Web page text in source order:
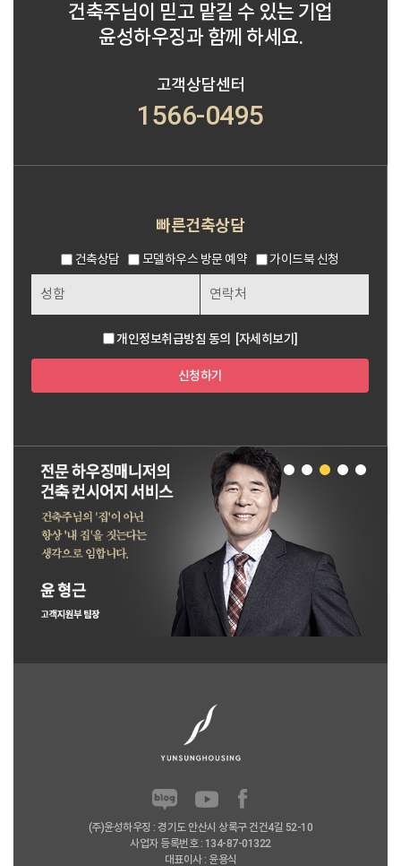
건축주님이 믿고 맡길 수 있는 기업
윤성하우징과 함께 하세요.
고객상담센터
1566-0495
빠른건축상담
건축상담 모델하우스 방문 예약 가이드북 신청
개인정보취급방침 동의 [자세히보기]
신청하기
(주)윤성하우징 : 경기도 안산시 상록구 건건4길 52-10
사업자 등록번호 : 134-87-01322
대표이사 : 윤용식